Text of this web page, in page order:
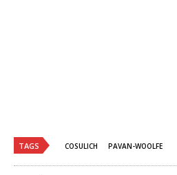
TAGS COSULICH PAVAN-WOOLFE